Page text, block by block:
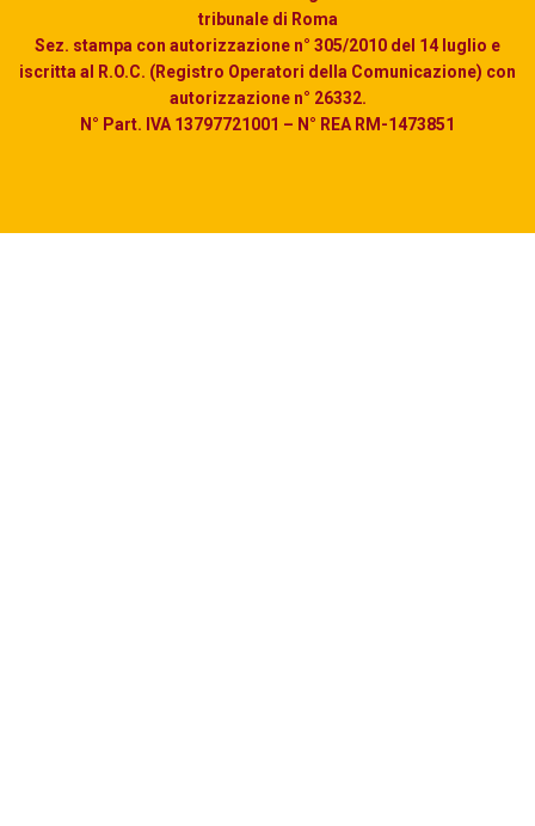
tribunale di Roma
Sez. stampa con autorizzazione n° 305/2010 del 14 luglio e
iscritta al R.O.C. (Registro Operatori della Comunicazione) con
autorizzazione n° 26332.
N° Part. IVA 13797721001 – N° REA RM-1473851